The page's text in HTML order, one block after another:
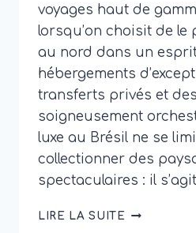
voyages haut de
lorsqu’on choisit de
au nord dans un
hébergements
transferts privés et
soigneusement
luxe au Brésil ne se
collectionner des
spectaculaires : il
LIRE LA SUITE CIRCUIT